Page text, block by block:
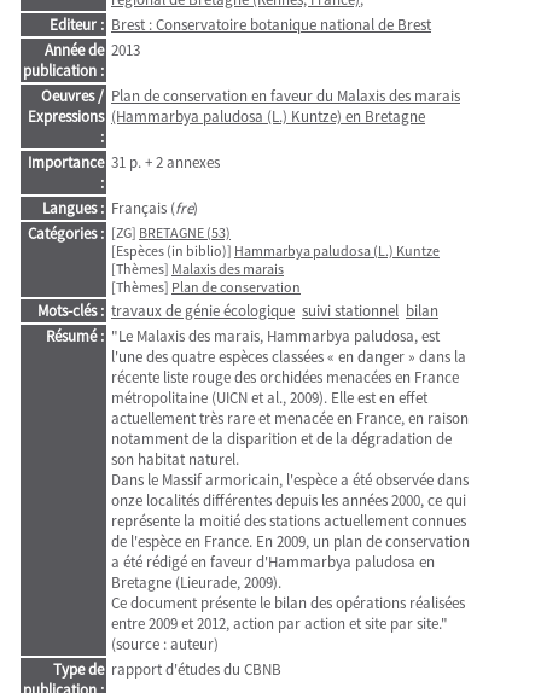
Editeur : Brest : Conservatoire botanique national de Brest
Année de
publication :
2013
Oeuvres /
Expressions
:
Plan de conservation en faveur du Malaxis des marais
(Hammarbya paludosa (L.) Kuntze) en Bretagne
Importance
:
31 p. + 2 annexes
Langues : Français (fre)
Catégories : [ZG] BRETAGNE (53)
[Espèces (in biblio)] Hammarbya paludosa (L.) Kuntze
[Thèmes] Malaxis des marais
[Thèmes] Plan de conservation
Mots-clés : travaux de génie écologique suivi stationnel bilan
Résumé : "Le Malaxis des marais, Hammarbya paludosa, est
l'une des quatre espèces classées « en danger » dans la
récente liste rouge des orchidées menacées en France
métropolitaine (UICN et al., 2009). Elle est en effet
actuellement très rare et menacée en France, en raison
notamment de la disparition et de la dégradation de
son habitat naturel.
Dans le Massif armoricain, l'espèce a été observée dans
onze localités différentes depuis les années 2000, ce qui
représente la moitié des stations actuellement connues
de l'espèce en France. En 2009, un plan de conservation
a été rédigé en faveur d'Hammarbya paludosa en
Bretagne (Lieurade, 2009).
Ce document présente le bilan des opérations réalisées
entre 2009 et 2012, action par action et site par site."
(source : auteur)
Type de rapport d'études du CBNB